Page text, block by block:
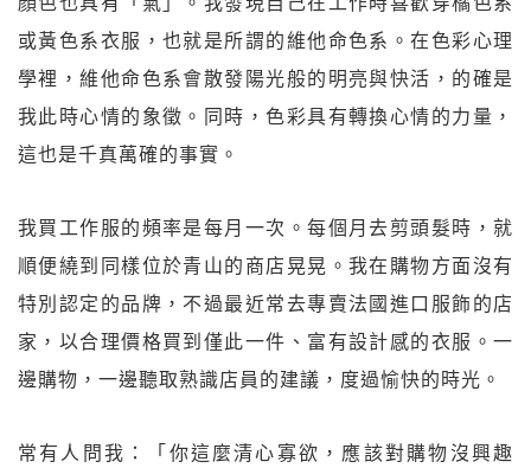
或黃色系衣服，也就是所謂的維他命色系。在色彩心理
學裡，維他命色系會散發陽光般的明亮與快活，的確是
我此時心情的象徵。同時，色彩具有轉換心情的力量，
這也是千真萬確的事實。
我買工作服的頻率是每月一次。每個月去剪頭髮時，就
順便繞到同樣位於青山的商店晃晃。我在購物方面沒有
特別認定的品牌，不過最近常去專賣法國進口服飾的店
家，以合理價格買到僅此一件、富有設計感的衣服。一
邊購物，一邊聽取熟識店員的建議，度過愉快的時光。
常有人問我：「你這麼清心寡欲，應該對購物沒興趣